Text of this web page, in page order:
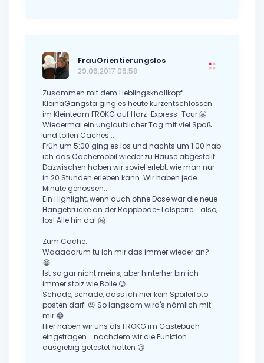
FrauOrientierungslos
29.06.2017 06:58
Zusammen mit dem Lieblingsknallkopf
KleinaGangsta ging es heute kurzentschlossen
im Kleinteam FROKG auf Harz-Express-Tour 🤗
Wiedermal ein unglaublicher Tag mit viel Spaß
und tollen Caches...
Früh um 5:00 ging es los und nachts um 1:00 hab
ich das Cachemobil wieder zu Hause abgestellt.
Dazwischen haben wir soviel erlebt, wie man nur
in 20 Stunden erleben kann. Wir haben jede
Minute genossen...
Ein Highlight, wenn auch ohne Dose war die neue
Hängebrücke an der Rappbode-Talsperre... also,
los! Alle hin da! 🤗
Zum Cache:
Waaaaarum tu ich mir das immer wieder an?
😂
Ist so gar nicht meins, aber hinterher bin ich
immer stolz wie Bolle 😉
Schade, schade, dass ich hier kein Spoilerfoto
posten darf! 😉 So langsam wird's nämlich mit
mir 😂
Hier haben wir uns als FROKG im Gästebuch
eingetragen... nachdem wir die Funktion
ausgiebig getestet hatten 😉